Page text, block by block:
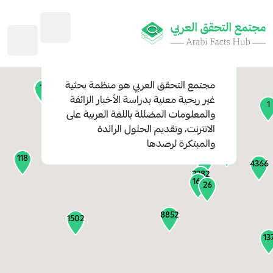
8852
127
45
2282
4366
1502
118
1113
26
1
161
مجتمع التحقق العربيهو منظمة بحثية
غير ربحية معنية بدراسة الأخبار الزائفة
والمعلومات المضللة باللغة العربية على
الانترنت، وتقديم الحلول الرائدة
والمبتكرة لرصدها